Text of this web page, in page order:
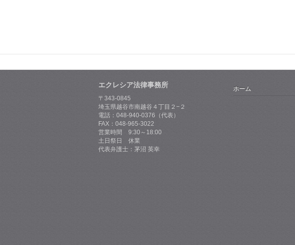
エクレシア法律事務所
〒343-0845
埼玉県越谷市南越谷４丁目２−２
電話：048-940-0376（代表）
FAX：048-965-3022
営業時間 9:30～18:00
土日祭日 休業
代表弁護士：茅沼 英幸
ホーム